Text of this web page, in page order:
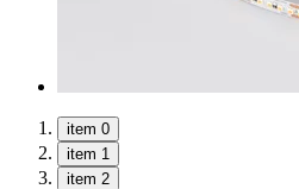
item 0
item 1
item 2